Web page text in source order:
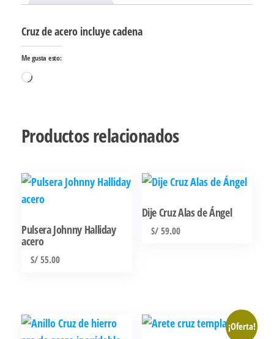
Cruz de acero incluye cadena
Me gusta esto:
Cargando...
Productos relacionados
Pulsera Johnny Halliday
acero
S/55.00
Dije Cruz Alas de Ángel
S/59.00
¡Oferta!